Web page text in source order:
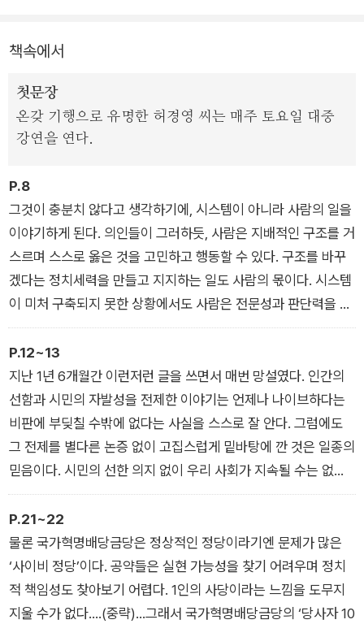
책속에서
첫문장
온갖 기행으로 유명한 허경영 씨는 매주 토요일 대중
강연을 연다.
P.8
그것이 충분치 않다고 생각하기에, 시스템이 아니라 사람의 일을
이야기하게 된다. 의인들이 그러하듯, 사람은 지배적인 구조를 거
스르며 스스로 옳은 것을 고민하고 행동할 수 있다. 구조를 바꾸
겠다는 정치세력을 만들고 지지하는 일도 사람의 몫이다. 시스템
이 미처 구축되지 못한 상황에서도 사람은 전문성과 판단력을 발
휘해 일을 해낼 수 있다. 시스템이 바라볼 수 없는 사각지대를 사
람은 바라볼 수 있다. 망가진 시스템을 청산하는 일도, 좋은 시스
템을 세우는 일도 모두 사람의 일이다. 옳은 일을 하는 사람들이
있는 사회라야 비로소 시스템은 제 기능을 다할 수 있다.
P.12~13
지난 1년 6개월간 이런저런 글을 쓰면서 매번 망설였다. 인간의
선함과 시민의 자발성을 전제한 이야기는 언제나 나이브하다는
비판에 부딪칠 수밖에 없다는 사실을 스스로 잘 안다. 그럼에도
그 전제를 별다른 논증 없이 고집스럽게 밑바탕에 깐 것은 일종의
믿음이다. 시민의 선한 의지 없이 우리 사회가 지속될 수는 없다
고 믿기에, 사회의 지속을 바라는 입장에서는 시민이 선한 의지를
발휘할 수 있다는 사실을 의심할 수 없었다. 그러므로 ‘나이브하
다’는 비판에 이렇게 답할 수밖엔 없다. 나는 앞으로 더욱 더 적극
적으로 나이브할 것이라고. 오늘도 각자의 자리에서 더 나은 사회
를 위해 분투하고 있는 동료 시민들의 존재가, 내 믿음의 강력한
근거다.
P.21~22
물론 국가혁명배당금당은 정상적인 정당이라기엔 문제가 많은
‘사이비 정당’이다. 공약들은 실현 가능성을 찾기 어려우며 정치
적 책임성도 찾아보기 어렵다. 1인의 사당이라는 느낌을 도무지
지울 수가 없다.…(중략)…그래서 국가혁명배당금당의 ‘당사자 10